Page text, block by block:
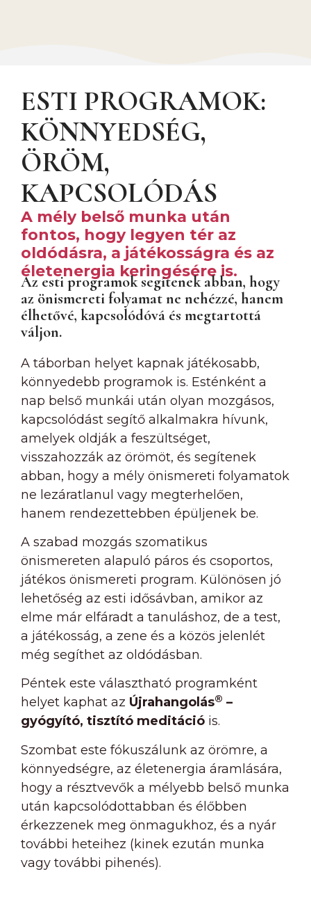
ESTI PROGRAMOK:
KÖNNYEDSÉG,
ÖRÖM,
KAPCSOLÓDÁS
A mély belső munka után
fontos, hogy legyen tér az
oldódásra, a játékosságra és az
életenergia keringésére is.
Az esti programok segítenek abban, hogy
az önismereti folyamat ne nehézzé, hanem
élhetővé, kapcsolódóvá és megtartottá
váljon.
A táborban helyet kapnak játékosabb,
könnyedebb programok is. Esténként a
nap belső munkái után olyan mozgásos,
kapcsolódást segítő alkalmakra hívunk,
amelyek oldják a feszültséget,
visszahozzák az örömöt, és segítenek
abban, hogy a mély önismereti folyamatok
ne lezáratlanul vagy megterhelően,
hanem rendezettebben épüljenek be.
A szabad mozgás szomatikus
önismereten alapuló páros és csoportos,
játékos önismereti program. Különösen jó
lehetőség az esti idősávban, amikor az
elme már elfáradt a tanuláshoz, de a test,
a játékosság, a zene és a közös jelenlét
még segíthet az oldódásban.
Péntek este választható programként
helyet kaphat az Újrahangolás® –
gyógyító, tisztító meditáció is.
Szombat este fókuszálunk az örömre, a
könnyedségre, az életenergia áramlására,
hogy a résztvevők a mélyebb belső munka
után kapcsolódottabban és élőbben
érkezzenek meg önmagukhoz, és a nyár
további heteihez (kinek ezután munka
vagy további pihenés).